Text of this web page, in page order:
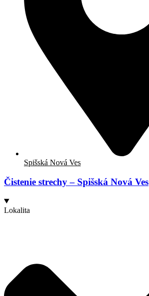
Spišská Nová Ves
Čistenie strechy – Spišská Nová Ves
Lokalita